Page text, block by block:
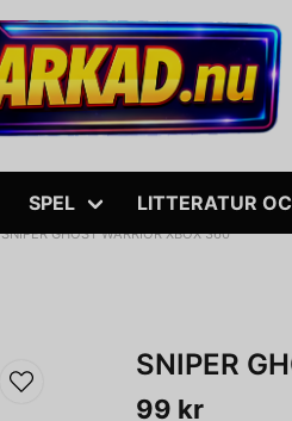
SPEL LITTERATUR
SNIPER GHOST WARRIOR XBOX 360
SNIPER
99 kr